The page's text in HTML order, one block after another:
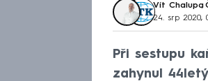
Vít Chalupa,
24. srp 2020,
Při sestupu
zahynul